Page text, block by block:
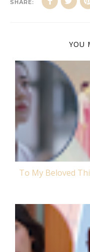
SHARE:
YOU
To My Beloved